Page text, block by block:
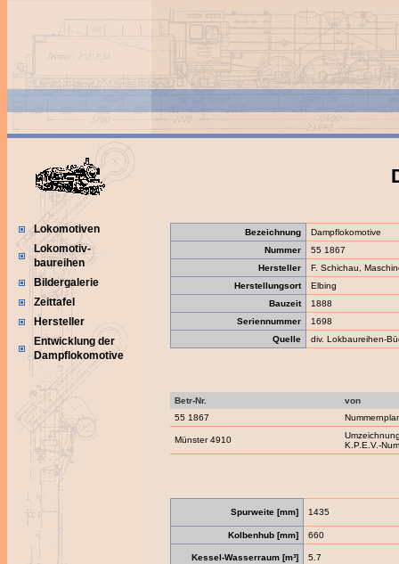
Lokomotiven
Lokomotiv-
baureihen
Bildergalerie
Zeittafel
Hersteller
Entwicklung der
Dampflokomotive
Bezeichnung
Dampflokomotive
Nummer
55 1867
Hersteller
F. Schichau,
Herstellungsort
Elbing
Bauzeit
1888
Seriennummer
1698
Quelle
div. Lokbaureihen-
Betr-Nr.
von
55 1867
Münster 4910
K.P.E.V.-
Spurweite [mm] 1435
Kolbenhub [mm] 660
Kessel-Wasserraum [m³] 5.7